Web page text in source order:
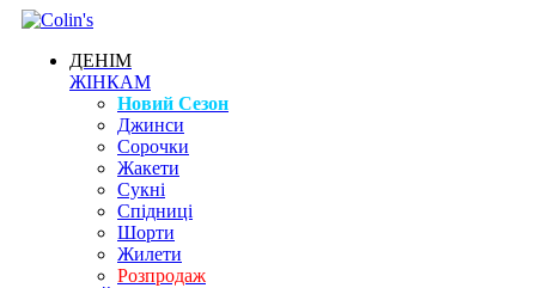
ДЕНІМ
ЖІНКАМ
Новий Сезон
Джинси
Сорочки
Жакети
Сукні
Спідниці
Шорти
Жилети
Розпродаж